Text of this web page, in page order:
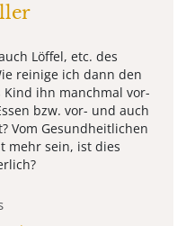
Löffel, etc. des
reinige ich dann den
ihn manchmal vor-
bzw. vor- und auch
Vom Gesundheitlichen
mehr sein, ist dies